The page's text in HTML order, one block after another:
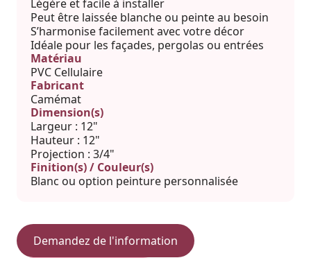
Légère et facile à installer
Peut être laissée blanche ou peinte au besoin
S’harmonise facilement avec votre décor
Idéale pour les façades, pergolas ou entrées
Matériau
PVC Cellulaire
Fabricant
Camémat
Dimension(s)
Largeur : 12"
Hauteur : 12"
Projection : 3/4"
Finition(s) / Couleur(s)
Blanc ou option peinture personnalisée
Demandez de l'information